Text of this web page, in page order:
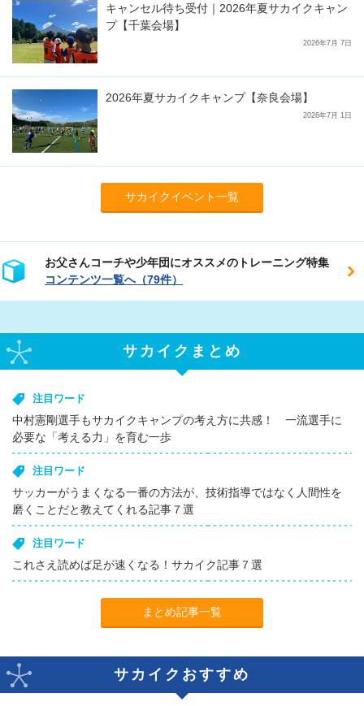
キャンセル待ち受付｜2026年夏サカイクキャン
プ【千葉会場】
2026年7月 7日
2026年夏サカイクキャンプ【奈良会場】
2026年7月 1日
サカイクイベント一覧
お父さんコーチや少年団にオススメのトレーニング特集
コンテンツ一覧へ（79件）
サカイクまとめ
注目ワード
中村憲剛選手もサカイクキャンプの考え方に共感！ 一流選手に
必要な「考える力」を育む一歩
注目ワード
サッカーがうまくなる一番の方法が、技術指導ではなく人間性を
磨くことだと教えてくれる記事７選
注目ワード
これさえ読めば足が速くなる！サカイク記事７選
まとめ記事一覧
サカイクおすすめ